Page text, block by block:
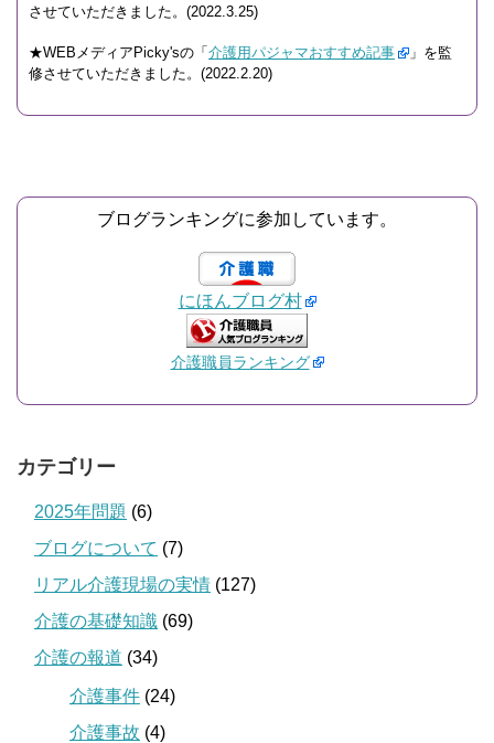
させていただきました。(2022.3.25)
★WEBメディアPicky'sの「 介護用パジャマおすすめ記事
」を監
修させていただきました。(2022.2.20)
ブログランキングに参加しています。
にほんブログ村
介護職員ランキング
カテゴリー
2025年問題 (6)
ブログについて (7)
リアル介護現場の実情 (127)
介護の基礎知識 (69)
介護の報道 (34)
介護事件 (24)
介護事故 (4)